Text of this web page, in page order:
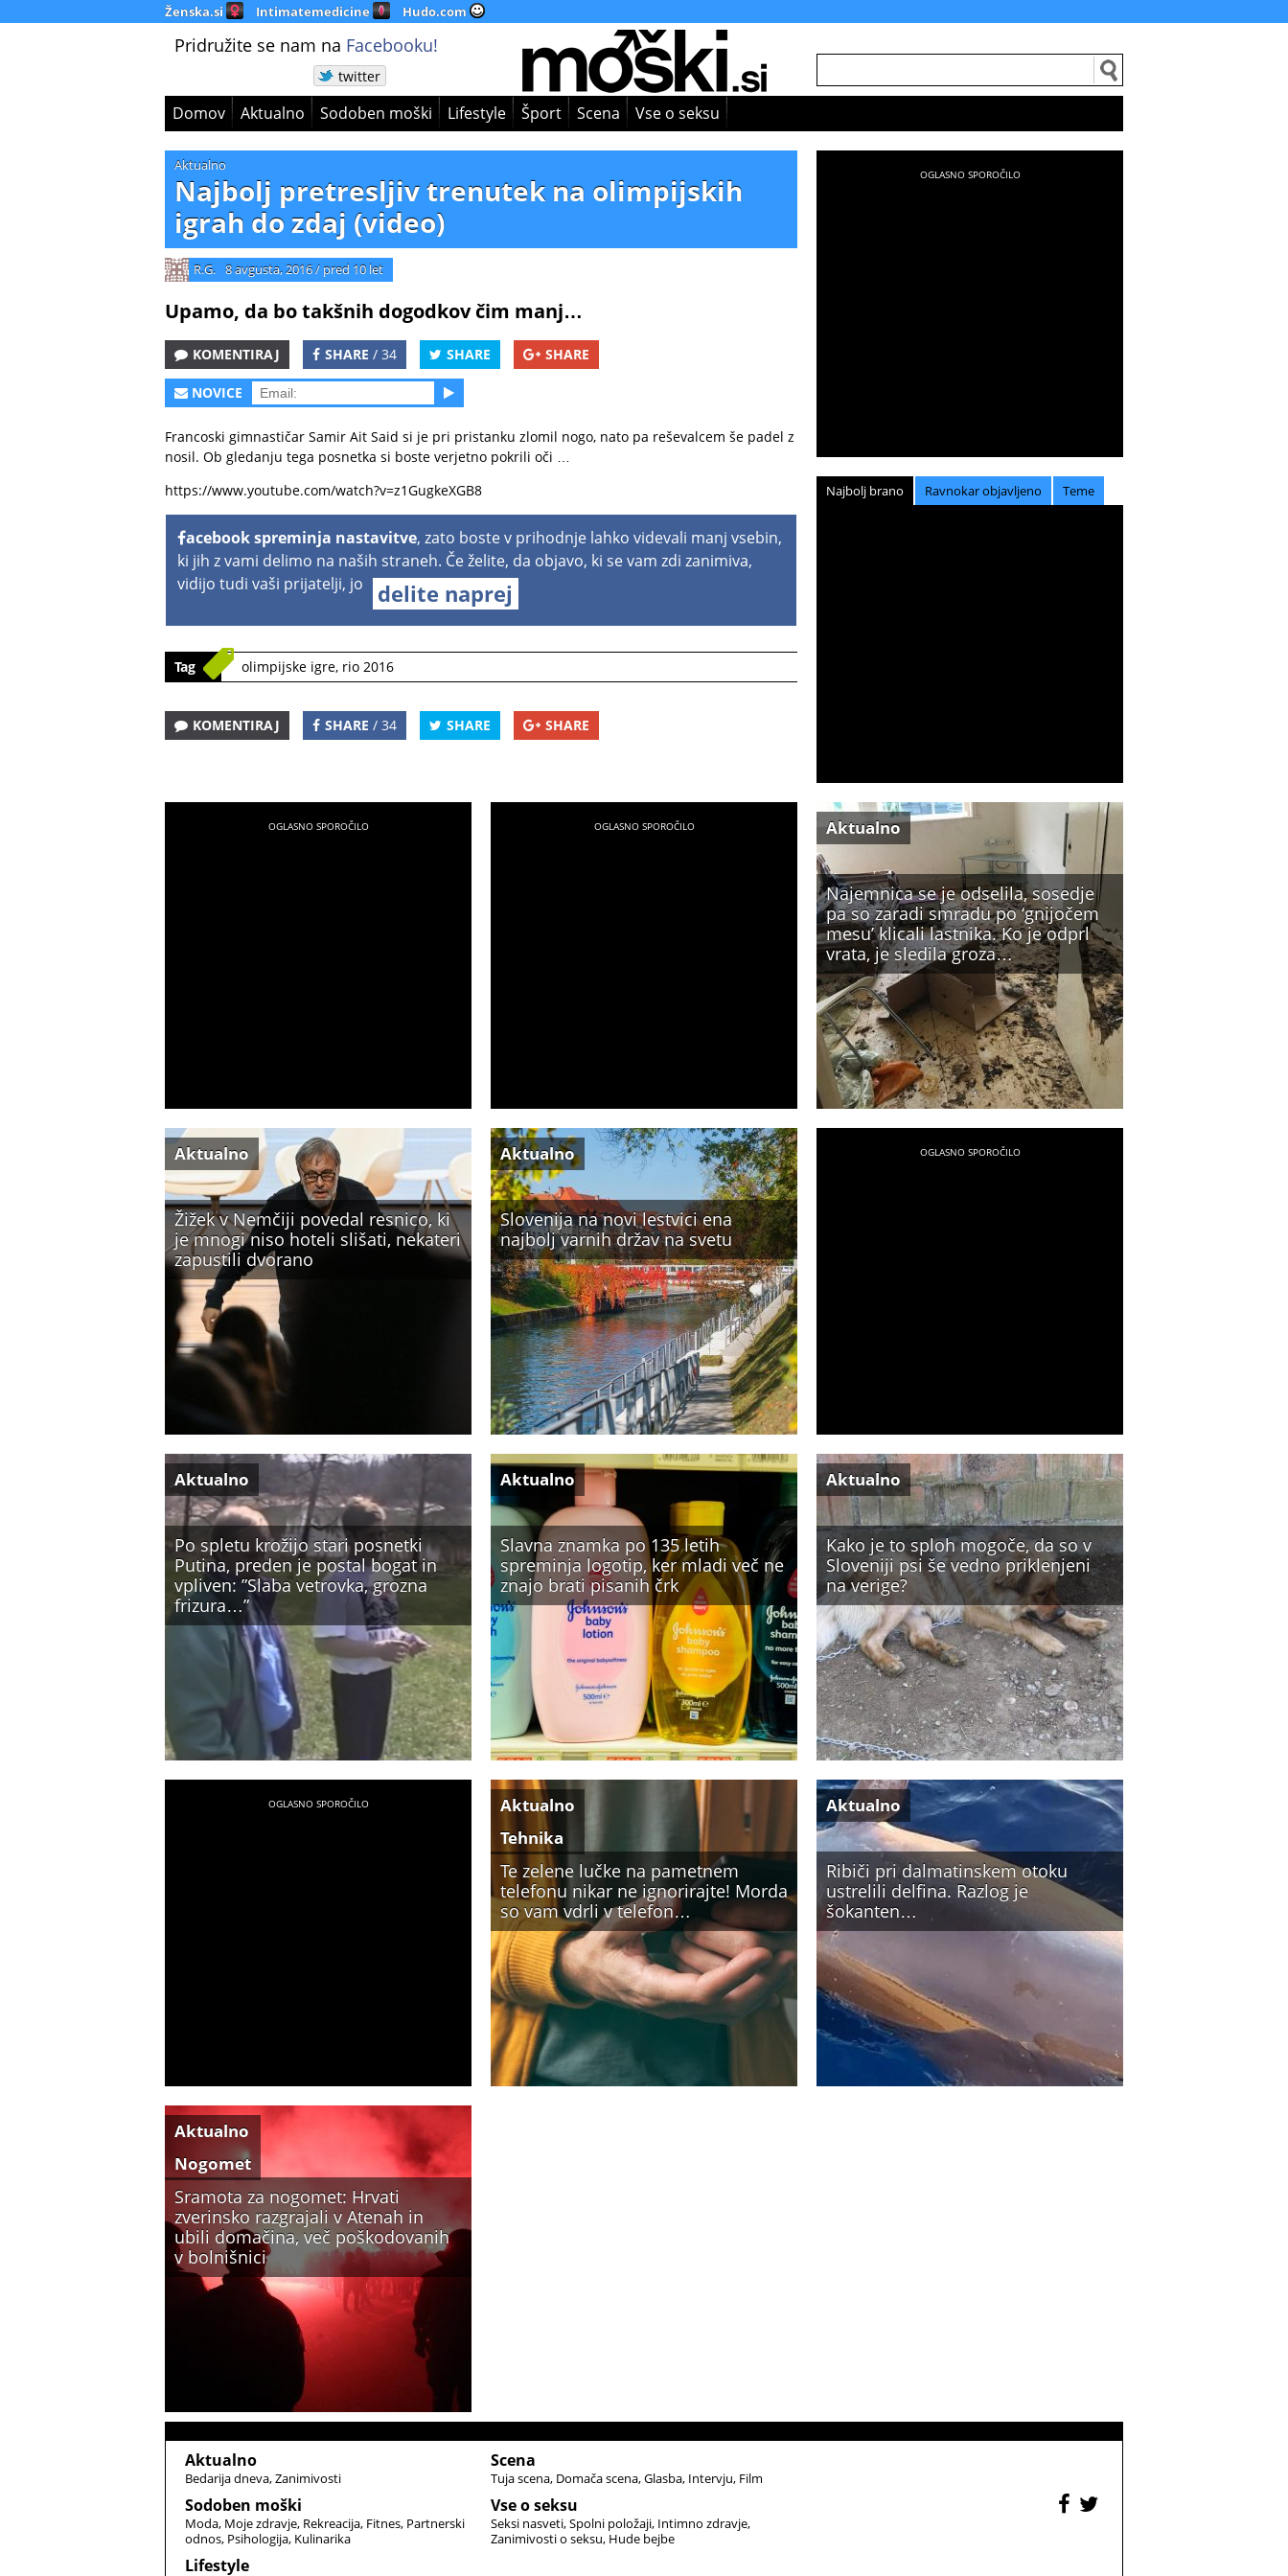
Ženska.si Intimatemedicine Hudo.com
Pridružite se nam na Facebooku!
twitter
Domov Aktualno Sodoben moški Lifestyle Šport Scena Vse o seksu
Aktualno
Najbolj pretresljiv trenutek na olimpijskih
igrah do zdaj (video)
R.G. 8 avgusta, 2016/ pred 10 let
Upamo, da bo takšnih dogodkov čim manj…
KOMENTIRAJ SHARE / 34 SHARE SHARE
NOVICE
Francoski gimnastičar Samir Ait Said si je pri pristanku zlomil nogo, nato pa reševalcem še padel z
nosil. Ob gledanju tega posnetka si boste verjetno pokrili oči …
https://www.youtube.com/watch?v=z1GugkeXGB8
acebook spreminja nastavitve, zato boste v prihodnje lahko videvali manj vsebin,
ki jih z vami delimo na naših straneh. Če želite, da objavo, ki se vam zdi zanimiva,
vidijo tudi vaši prijatelji, jo
delite naprej
Tag olimpijske igre, rio 2016
KOMENTIRAJ SHARE / 34 SHARE SHARE
Najbolj brano Ravnokar objavljeno Teme
Najemnica se je odselila, sosedje
pa so zaradi smradu po ‘gnijočem
mesu’ klicali lastnika. Ko je odprl
vrata, je sledila groza…
Aktualno
Žižek v Nemčiji povedal resnico, ki
je mnogi niso hoteli slišati, nekateri
zapustili dvorano
Aktualno
Slovenija na novi lestvici ena
najbolj varnih držav na svetu
Aktualno
Po spletu krožijo stari posnetki
Putina, preden je postal bogat in
vpliven: ”Slaba vetrovka, grozna
frizura…”
Aktualno
Slavna znamka po 135 letih
spreminja logotip, ker mladi več ne
znajo brati pisanih črk
Aktualno
Kako je to sploh mogoče, da so v
Sloveniji psi še vedno priklenjeni
na verige?
Aktualno
Te zelene lučke na pametnem
telefonu nikar ne ignorirajte! Morda
so vam vdrli v telefon…
Aktualno
Tehnika
Ribiči pri dalmatinskem otoku
ustrelili delfina. Razlog je
šokanten…
Aktualno
Sramota za nogomet: Hrvati
zverinsko razgrajali v Atenah in
ubili domačina, več poškodovanih
v bolnišnici
Aktualno
Nogomet
Aktualno
Bedarija dneva Zanimivosti
Sodoben moški
Moda Moje zdravje Rekreacija Fitnes Partnerski
odnos Psihologija Kulinarika
Lifestyle
Scena
Tuja scena Domača scena Glasba Intervju Film
Vse o seksu
Seksi nasveti Spolni položaji Intimno zdravje
Zanimivosti o seksu Hude bejbe